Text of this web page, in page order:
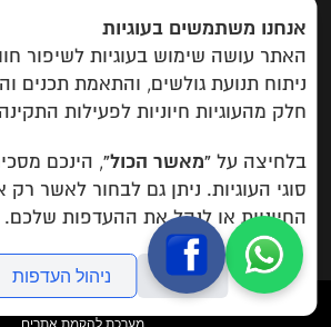
כתובת: תבור 116, שוהם | טלפון:
6323303| מייל:
info@campuspas.com
Porto, Portugal
מדיניות פרטיות
אנחנו משתמשים בעוגיות
האתר עושה שימוש בעוגיות לשיפור
ניתוח תנועת גולשים, והתאמת תכנים
חלק מהעוגיות חיוניות לפעילות
בלחיצה על“מאשר הכול”, הינכם
סוגי העוגיות. ניתן גם לבחור לאשר רק
החיוניות או לנהל את ההעדפות שלכם.
סירוב ניהול העדפות